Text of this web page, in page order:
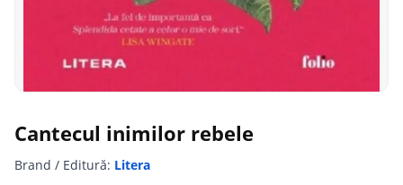
Cantecul inimilor rebele
Brand / Editură: Litera